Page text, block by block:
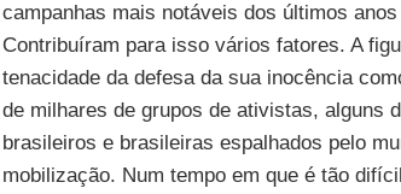
campanhas mais notáveis dos últimos
Contribuíram para isso vários fatores. A
tenacidade da defesa da sua inocência
de milhares de grupos de ativistas, alguns
brasileiros e brasileiras espalhados pelo
mobilização. Num tempo em que é tão